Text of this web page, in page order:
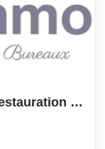
PARIS 15ème - A Vendre FDC Restauration Rapide - TRAITEUR -...